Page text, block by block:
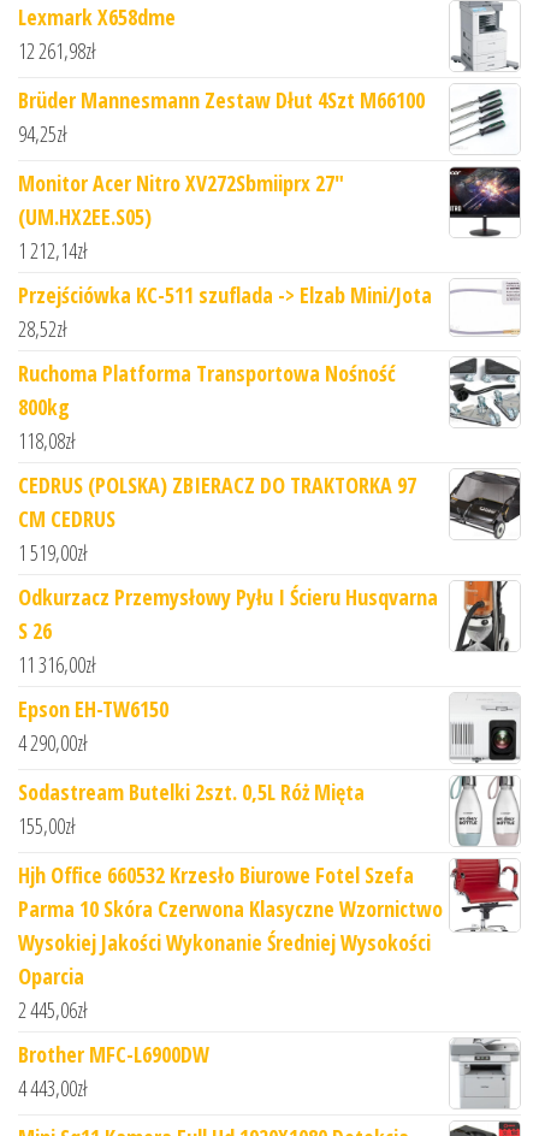
Lexmark X658dme
12 261,98zł
Brüder Mannesmann Zestaw Dłut 4Szt M66100
94,25zł
Monitor Acer Nitro XV272Sbmiiprx 27"
(UM.HX2EE.S05)
1 212,14zł
Przejściówka KC-511 szuflada -> Elzab Mini/Jota
28,52zł
Ruchoma Platforma Transportowa Nośność
800kg
118,08zł
CEDRUS (POLSKA) ZBIERACZ DO TRAKTORKA 97
CM CEDRUS
1 519,00zł
Odkurzacz Przemysłowy Pyłu I Ścieru Husqvarna
S 26
11 316,00zł
Epson EH-TW6150
4 290,00zł
Sodastream Butelki 2szt. 0,5L Róż Mięta
155,00zł
Hjh Office 660532 Krzesło Biurowe Fotel Szefa
Parma 10 Skóra Czerwona Klasyczne Wzornictwo
Wysokiej Jakości Wykonanie Średniej Wysokości
Oparcia
2 445,06zł
Brother MFC-L6900DW
4 443,00zł